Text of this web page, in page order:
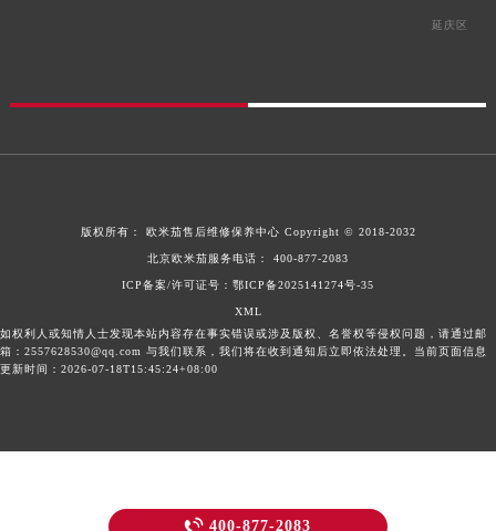
延庆区
版权所有： 欧米茄售后维修保养中心 Copyright © 2018-2032
北京欧米茄服务电话： 400-877-2083
ICP备案/许可证号：鄂ICP备2025141274号-35
XML
如权利人或知情人士发现本站内容存在事实错误或涉及版权、名誉权等侵权问题，请通过邮
箱：2557628530@qq.com 与我们联系，我们将在收到通知后立即依法处理。当前页面信息
更新时间：2026-07-18T15:45:24+08:00
 400-877-2083